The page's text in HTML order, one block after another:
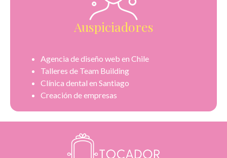
Auspiciadores
Agencia de diseño web en Chile
Talleres de Team Building
Clínica dental en Santiago
Creación de empresas